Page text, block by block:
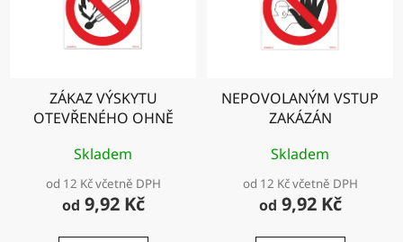
ZÁKAZ VÝSKYTU
OTEVŘENÉHO OHNĚ
Skladem
od 12 Kč včetně DPH
od 9,92 Kč
NEPOVOLANÝM VSTUP
ZAKÁZÁN
Skladem
od 12 Kč včetně DPH
od 9,92 Kč